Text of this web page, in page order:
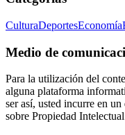
CulturaDeportesEconomía
Medio de
Para la utilización del
alguna plataforma
ser así, usted incurre en
sobre Propiedad